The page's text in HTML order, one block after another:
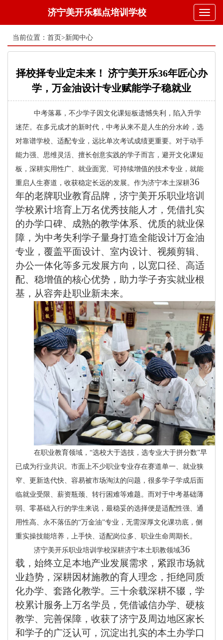
Toggle
济宁美开乐糕点培训学校
当前位置： 首页>新闻中心
择校择专业定未来！ 济宁美开乐36年匠心办
学，万金油设计专业赋能学子稳就业
中考落幕，不少学子因文化课短板遗憾失利，陷入升学
迷茫。在多元成才的新时代，中考从来不是人生的分水岭，选
对靠谱学校、适配专业，远比单次考试成绩更重要。对于动手
能力强、思维灵活、擅长创意实践的学子而言，避开文化课短
板，深耕实用性广、就业面宽、可持续增值的技术专业，就能
重启人生赛道，收获稳定长远的发展。作为济宁本土深耕36
年的老牌职业教育品牌，济宁美开乐职业培训
学校累计培育上万名优秀技能人才，凭借扎实
的办学口碑、成熟的教学体系、优质的就业保
障，为中考失利学子量身打造全能设计万金油
专业 ，覆盖平面设计、室内设计、视频剪辑、
办公一体化等多元发展方向，以宽口径、高适
配、稳增值的核心优势，助力学子夯实就业根
基，从容奔赴职业新未来。
在职业教育领域， “选校大于选技，选专业大于拼分数”早
已成为行业共识。市面上不少职业专业存在赛道单一、就业狭
窄、更新迭代快、容易被市场淘汰的问题，很多学子学成后面
临就业受限、薪资瓶颈、转行困难等难题。而对于中考基础薄
弱、零基础入行的学生来说，最稳妥的选择便是适配性强、通
用性高、永不落伍的“万金油”专业，无需深厚文化课功底，侧
重实操技能培养，上手快、适配岗位多、职业生命周期长。
济宁美开乐职业培训学校深耕济宁本土职教领域36
载，始终立足本地产业发展需求，紧跟市场就
业趋势，深耕因材施教的育人理念，拒绝同质
化办学、套路化教学。三十余载深耕不辍，学
校累计服务上万名学员，凭借诚信办学、硬核
教学、完善保障，收获了济宁及周边地区家长
和学子的广泛认可，沉淀出扎实的本土办学口